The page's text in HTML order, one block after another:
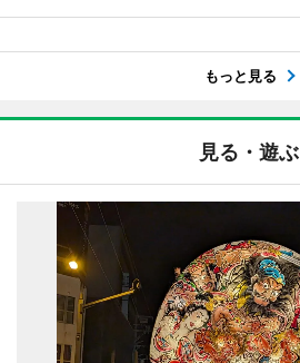
もっと見る
見る・遊ぶ